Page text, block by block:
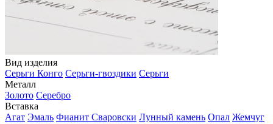
Вид изделия
Серьги Конго Серьги-гвоздики Серьги
Металл
Золото Серебро
Вставка
Агат Эмаль Фианит Сваровски Лунный камень Опал Жемчуг